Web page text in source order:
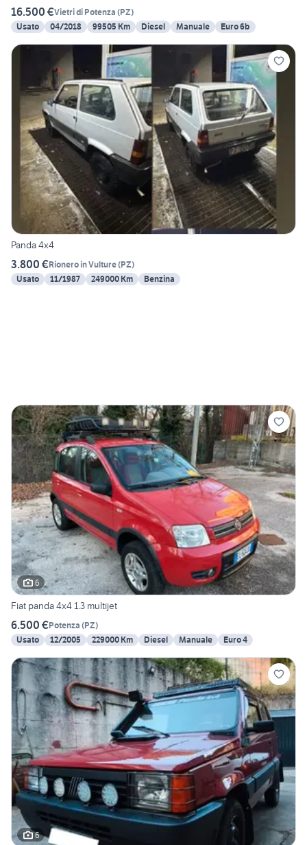
16.500 €Vietri di Potenza (PZ)
Usato
04/2018 99505 Km Diesel Manuale Euro 6b
Panda 4x4
3.800 €Rionero in Vulture(PZ)
Usato
11/1987 249000 Km Benzina
6
Fiat panda 4x4 1.3 multijet
6.500 €Potenza (PZ)
Usato
12/2005 229000 Km Diesel Manuale Euro 4
6